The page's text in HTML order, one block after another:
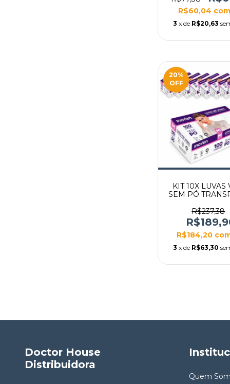
R$60,04 com
3 x de R$20,63
20%
OFF
KIT 10X LUVAS
SEM PÓ
R$237,38
R$184,20
3 x de R$63,30
Doctor House
Distribuidora
Quem